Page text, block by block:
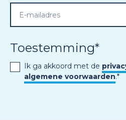
Toestemming*
Ik ga akkoord met de
algemene voorwaarden.*